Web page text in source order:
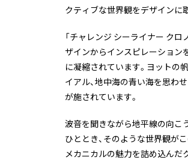
クティブな世界観をデザインに
「チャレンジ シーライナー ク
ザインからインスピレーション
に凝縮されています。ヨットの
イアル、地中海の青い海を思わ
が施されています。
波音を聞きながら地平線の向こ
ひととき、そのような世界観が
メカニカルの魅力を詰め込んだ